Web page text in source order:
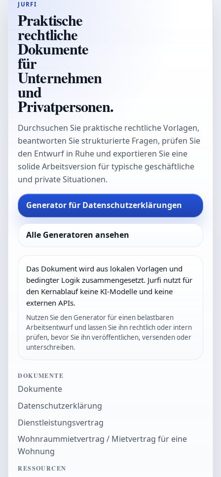
JURFI
Praktische
rechtliche
Dokumente
für
Unternehmen
und
Privatpersonen.
Durchsuchen Sie praktische rechtliche Vorlagen,
beantworten Sie strukturierte Fragen, prüfen Sie
den Entwurf in Ruhe und exportieren Sie eine
solide Arbeitsversion für typische geschäftliche
und private Situationen.
Generator für Datenschutzerklärungen
Alle Generatoren ansehen
Das Dokument wird aus lokalen Vorlagen und
bedingter Logik zusammengesetzt. Jurfi nutzt für
den Kernablauf keine KI-Modelle und keine
externen APIs.
Nutzen Sie den Generator für einen belastbaren
Arbeitsentwurf und lassen Sie ihn rechtlich oder intern
prüfen, bevor Sie ihn veröffentlichen, versenden oder
unterschreiben.
DOKUMENTE
Dokumente
Datenschutzerklärung
Dienstleistungsvertrag
Wohnraummietvertrag / Mietvertrag für eine
Wohnung
RESSOURCEN